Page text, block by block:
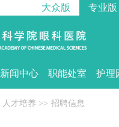
大众版 专业版
新闻中心 职能处室 护理
人才培养 >> 招聘信息